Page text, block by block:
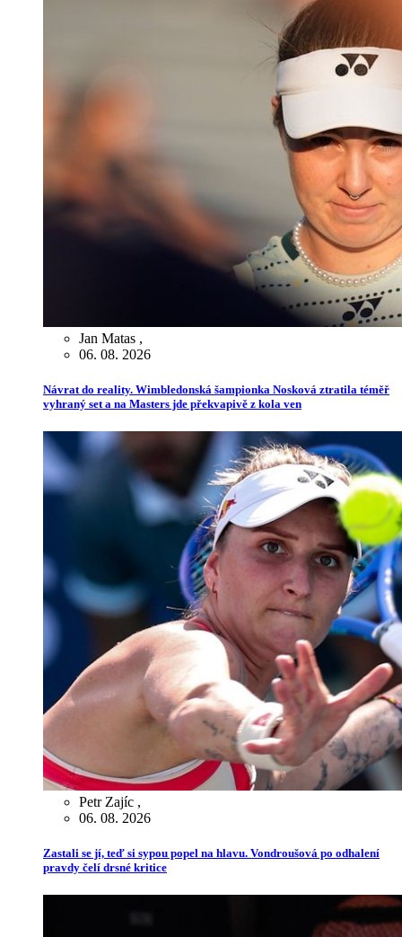
Jan Matas ,
06. 08. 2026
Návrat do reality. Wimbledonská šampionka Nosková ztratila téměř
vyhraný set a na Masters jde překvapivě z kola ven
Petr Zajíc ,
06. 08. 2026
Zastali se jí, teď si sypou popel na hlavu. Vondroušová po odhalení
pravdy čelí drsné kritice